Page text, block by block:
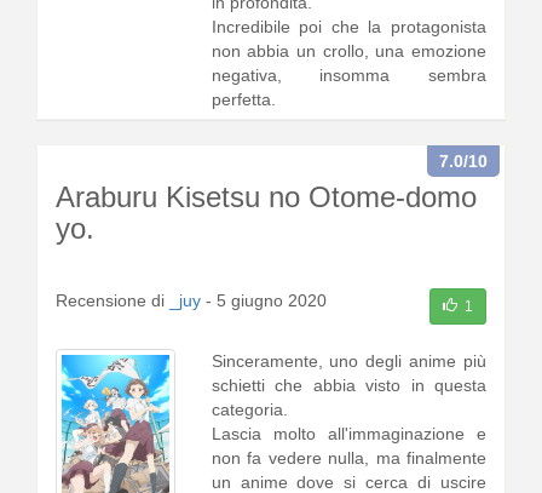
Incredibile poi che la protagonista
non abbia un crollo, una emozione
negativa, insomma sembra
perfetta.
Comparto tecnico di medio livello.
continua a leggere
Araburu Kisetsu no Otome-domo
yo.
7.0/10
Recensione di _juy - 5 giugno 2020 1
Sinceramente, uno degli anime più
schietti che abbia visto in questa
categoria.
Lascia molto all'immaginazione e
non fa vedere nulla, ma finalmente
un anime dove si cerca di uscire